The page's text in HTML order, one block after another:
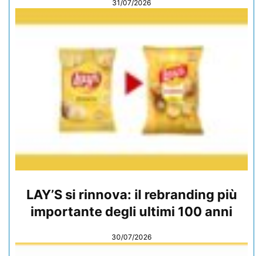
31/07/2026
LAY’S si rinnova: il rebranding più
importante degli ultimi 100 anni
30/07/2026